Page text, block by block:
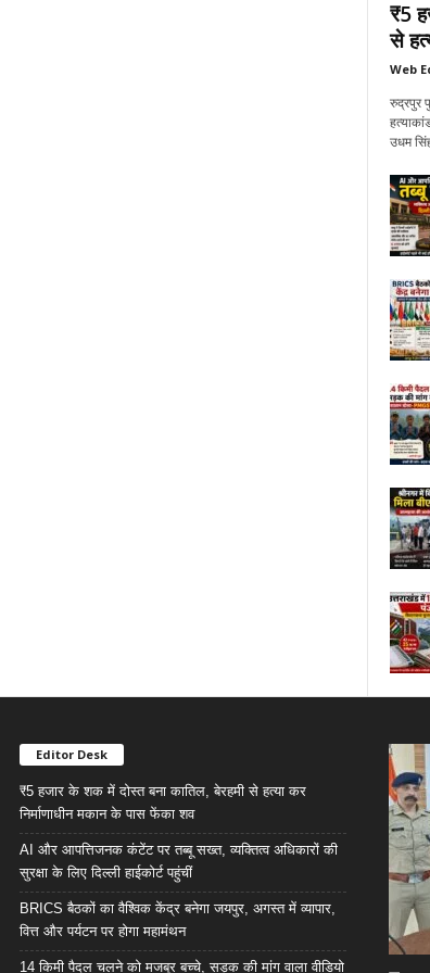
₹5
से
Web
रुद्रपुर
उधम
Editor Desk
₹5 हजार के शक में दोस्त बना कातिल, बेरहमी से हत्या कर
निर्माणाधीन मकान के पास फेंका शव
AI और आपत्तिजनक कंटेंट पर तब्बू सख्त, व्यक्तित्व अधिकारों की
सुरक्षा के लिए दिल्ली हाईकोर्ट पहुंचीं
BRICS बैठकों का वैश्विक केंद्र बनेगा जयपुर, अगस्त में व्यापार,
वित्त और पर्यटन पर होगा महामंथन
14 किमी पैदल चलने को मजबूर बच्चे, सड़क की मांग वाला वीडियो